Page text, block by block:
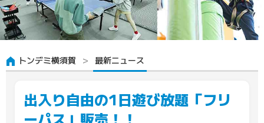
トンデミ横須賀 最新ニュース
出入り自由の1日遊び放題「フリ
ーパス」販売！！